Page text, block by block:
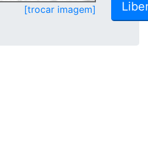
[trocar imagem]